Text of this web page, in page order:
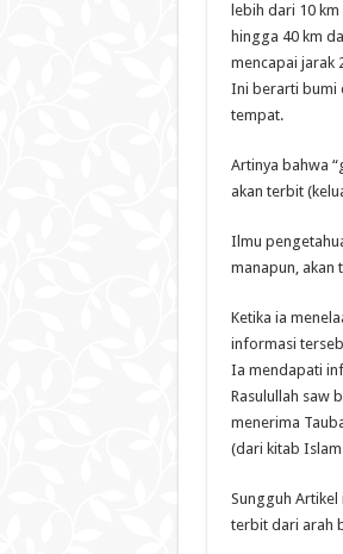
lebih dari 10
hingga 40 km
mencapai jarak
Ini berarti bumi
tempat.
Artinya bahwa
akan terbit
Ilmu
manapun, akan
Ketika ia
informasi
Ia mendapati
Rasulullah saw
menerima
(dari kitab Islam
Sungguh
terbit dari arah